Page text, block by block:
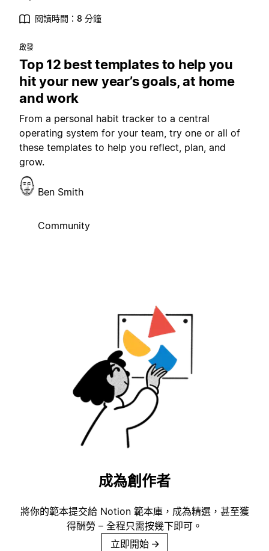
閱讀時間：8 分鐘
啟發
Top 12 best templates to help you
hit your new year’s goals, at home
and work
From a personal habit tracker to a central
operating system for your team, try one or all of
these templates to help you reflect, plan, and
grow.
Ben Smith
Community
成為創作者
將你的範本提交給 Notion 範本庫，成為精選，甚至獲
得酬勞 – 全程只需按幾下即可。
立即開始 →